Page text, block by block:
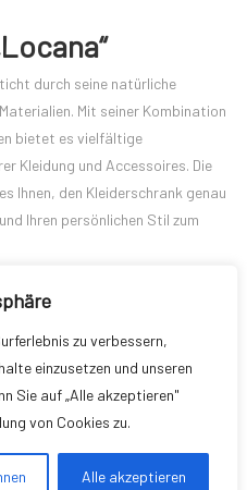
zu verbessern,
einzusetzen und unseren
Sie auf „Alle akzeptieren"
von Cookies zu.
Alle akzeptieren
durch seine natürliche
Mit seiner Kombination
bietet es vielfältige
Kleidung und Accessoires. Die
Ihnen, den Kleiderschrank genau
Ihren persönlichen Stil zum
individuelle Anpassung und
Produkte – Garderoben-
und „Locana“ – sind alle
schöne Kleiderschrankwelt zu
Kleiderschrank und
Ihres Schlafzimmers.